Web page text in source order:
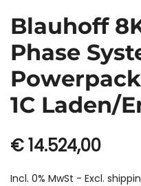
Blauhoff
Phase
1C Laden/
€14.524,00
Incl. 0% MwSt - Excl.